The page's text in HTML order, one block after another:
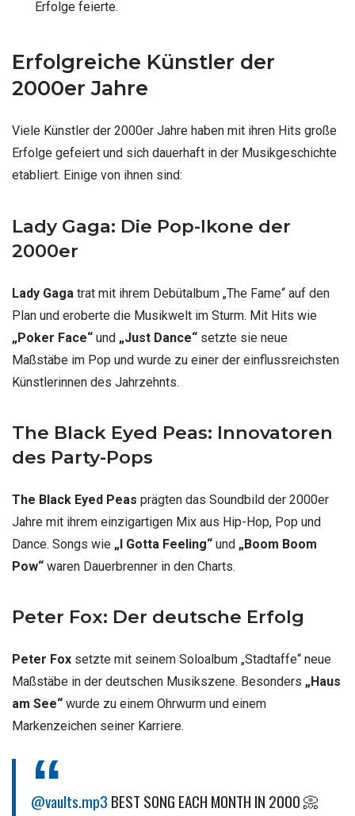
Erfolge feierte.
Erfolgreiche Künstler der
2000er Jahre
Viele Künstler der 2000er Jahre haben mit ihren Hits große
Erfolge gefeiert und sich dauerhaft in der Musikgeschichte
etabliert. Einige von ihnen sind:
Lady Gaga: Die Pop-Ikone der
2000er
Lady Gaga trat mit ihrem Debütalbum „The Fame“ auf den
Plan und eroberte die Musikwelt im Sturm. Mit Hits wie
„Poker Face“ und „Just Dance“ setzte sie neue
Maßstäbe im Pop und wurde zu einer der einflussreichsten
Künstlerinnen des Jahrzehnts.
The Black Eyed Peas: Innovatoren
des Party-Pops
The Black Eyed Peas prägten das Soundbild der 2000er
Jahre mit ihrem einzigartigen Mix aus Hip-Hop, Pop und
Dance. Songs wie „I Gotta Feeling“ und „Boom Boom
Pow“ waren Dauerbrenner in den Charts.
Peter Fox: Der deutsche Erfolg
Peter Fox setzte mit seinem Soloalbum „Stadtaffe“ neue
Maßstäbe in der deutschen Musikszene. Besonders „Haus
am See“ wurde zu einem Ohrwurm und einem
Markenzeichen seiner Karriere.
@vaults.mp3 BEST SONG EACH MONTH IN 2000 📀